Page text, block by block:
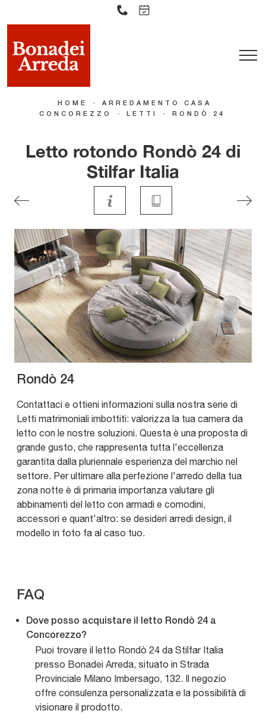
HOME -
ARREDAMENTO CASA
CONCOREZZO
- LETTI - RONDÒ 24
Letto rotondo Rondò 24 di
Stilfar Italia
Rondò 24
Contattaci e ottieni informazioni sulla nostra serie di
Letti matrimoniali imbottiti: valorizza la tua camera da
letto con le nostre soluzioni. Questa è una proposta di
grande gusto, che rappresenta tutta l'eccellenza
garantita dalla pluriennale esperienza del marchio nel
settore. Per ultimare alla perfezione l'arredo della tua
zona notte è di primaria importanza valutare gli
abbinamenti del letto con armadi e comodini,
accessori e quant'altro: se desideri arredi design, il
modello in foto fa al caso tuo.
FAQ
Dove posso acquistare il letto Rondò 24 a
Concorezzo?
Puoi trovare il letto Rondò 24 da Stilfar Italia
presso Bonadei Arreda, situato in Strada
Provinciale Milano Imbersago, 132. Il negozio
offre consulenza personalizzata e la possibilità di
visionare il prodotto.